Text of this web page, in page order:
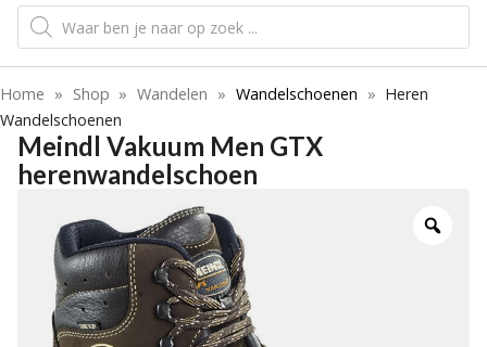
Producten
zoeken
Home » Shop » Wandelen » Wandelschoenen » Heren
Wandelschoenen
Meindl Vakuum Men GTX
herenwandelschoen